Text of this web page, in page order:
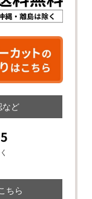
など
ちら